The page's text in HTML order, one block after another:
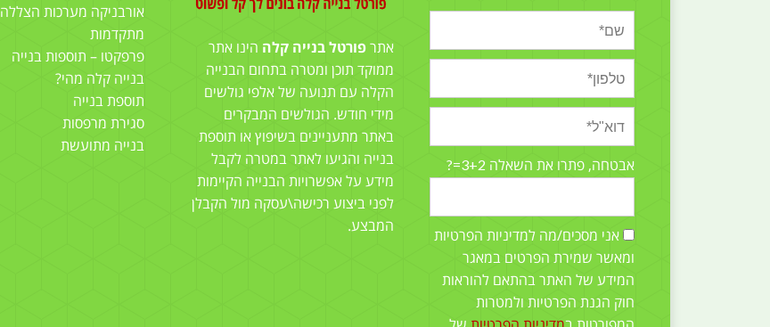
אבטחה, פתרו את השאלה 3+2=?
אני מסכים/מה למדיניות הפרטיות
ומאשר שמירת הפרטים במאגר
המידע של האתר בהתאם להוראות
חוק הגנת הפרטיות ולמטרות
אתר פורטל בנייה קלה הינו אתר
ממוקד תוכן ומטרה בתחום הבנייה
הקלה עם תנועה של אלפי גולשים
מידי חודש. הגולשים המבקרים
באתר מתעניינים בשיפוץ או תוספת
בנייה והגיעו לאתר במטרה לקבל
מידע על אפשרויות הבנייה הקיימות
לפני ביצוע רכישה\עסקה מול הקבלן
המבצע.
אורבניקה מערכות הצללה
מתקדמות
פרפקטו – תוספות בנייה
בנייה קלה מהי?
תוספת בנייה
סגירת מרפסות
בנייה מתועשת